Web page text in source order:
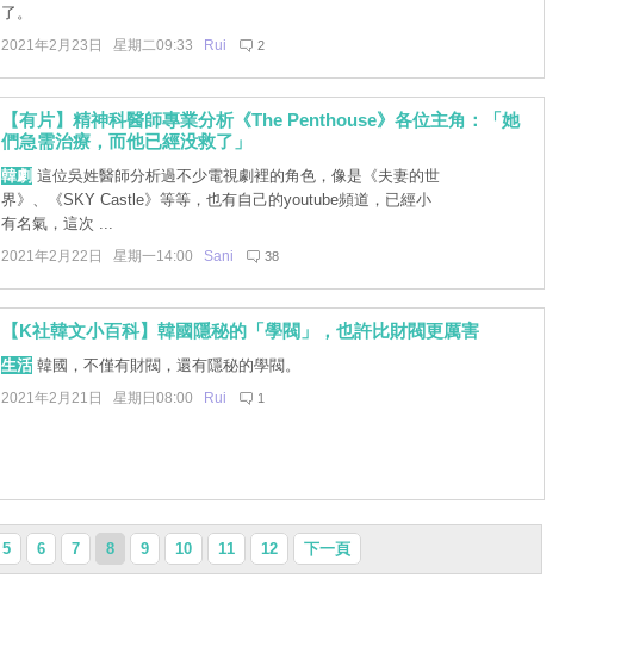
了。
2021年2月23日 星期二09:33 Rui 2
【有片】精神科醫師專業分析《The Penthouse》各位主角：「她
們急需治療，而他已經没救了」
韓劇 這位吳姓醫師分析過不少電視劇裡的角色，像是《夫妻的世
界》、《SKY Castle》等等，也有自己的youtube頻道，已經小
有名氣，這次 ...
2021年2月22日 星期一14:00 Sani 38
【K社韓文小百科】韓國隱秘的「學閥」，也許比財閥更厲害
生活韓國，不僅有財閥，還有隱秘的學閥。
2021年2月21日 星期日08:00 Rui 1
5 6 7 8 9 10 11 12 下一頁